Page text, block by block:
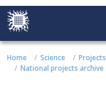
Home Science Projects
National projects archive